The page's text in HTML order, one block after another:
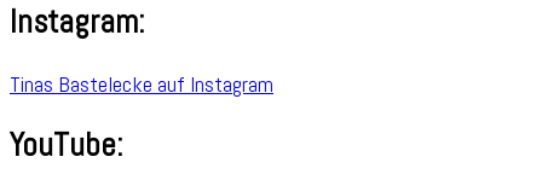
Instagram:
Tinas Bastelecke auf Instagram
YouTube: